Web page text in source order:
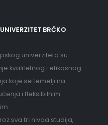
BRČKO
univerziteta su:
kvalitetnog i efikasnog
koje se temelji na
i fleksibilnim
sva tri nivoa studija,